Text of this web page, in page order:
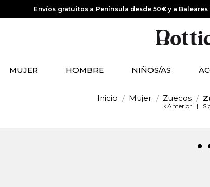
Envíos gratuitos a Península desde 50€ y a
MUJER HOMBRE NIÑOS/AS
Inicio Mujer Zuecos
Anterior |